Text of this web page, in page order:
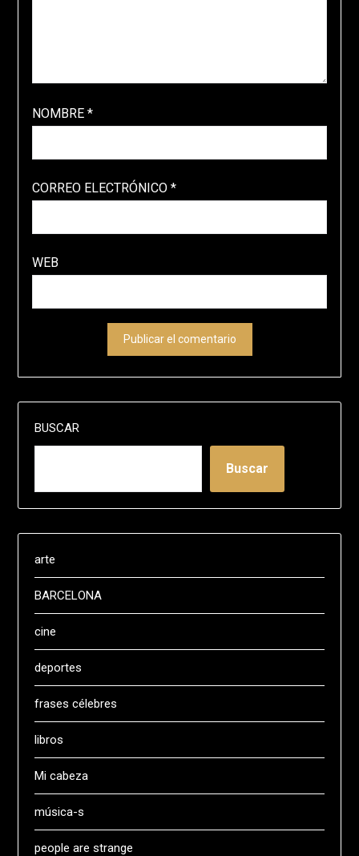
NOMBRE *
CORREO ELECTRÓNICO *
WEB
BUSCAR
Buscar
arte
BARCELONA
cine
deportes
frases célebres
libros
Mi cabeza
música-s
people are strange